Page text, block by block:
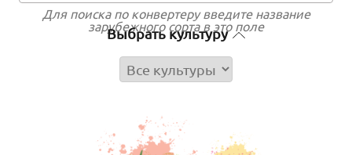
Для поиска по конвертеру введите название
зарубежного сорта в это поле
Выбрать культуру